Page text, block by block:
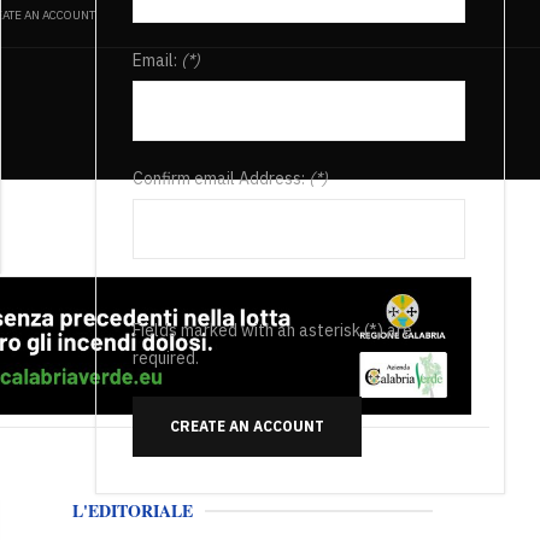
AN ACCOUNT
Email: (*)
Confirm email Address:(*)
Fields marked with an asterisk (*) are
required.
CREATE AN ACCOUNT
L'EDITORIALE